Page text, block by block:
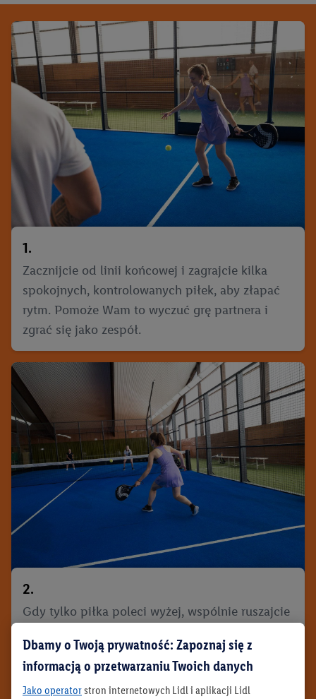
1.
Zacznijcie od linii końcowej i zagrajcie kilka
spokojnych, kontrolowanych piłek, aby złapać
rytm. Pomoże Wam to wyczuć grę partnera i
zgrać się jako zespół.
2.
Gdy tylko piłka poleci wyżej, wspólnie ruszajcie
kontrolujecie wymianę – starajcie się zajmować
tę pozycję przy każdej okazji.
Dbamy o Twoją prywatność: Zapoznaj się z
informacją o przetwarzaniu Twoich danych
Jako operatorstron internetowych Lidl i aplikacji Lidl